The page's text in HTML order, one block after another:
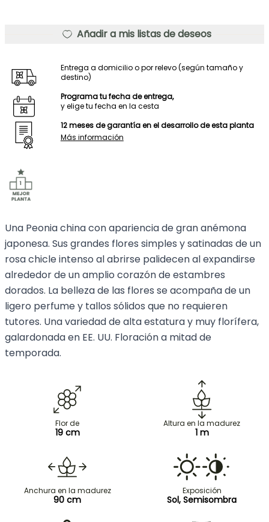
Añadir a mis listas de deseos
Entrega a domicilio o por relevo (según tamaño y
destino)
Programa tu fecha de entrega,
y elige tu fecha en la cesta
12 meses de garantía en el desarrollo de esta planta
Más información
Una Peonia china con apariencia de gran anémona
japonesa. Sus grandes flores simples y satinadas de un
rosa chicle intenso al abrirse palidecen al expandirse
alrededor de un amplio corazón de estambres
dorados. La belleza de las flores se acompaña de un
ligero perfume y tallos sólidos que no requieren
tutores. Una variedad de alta estatura y muy florífera,
galardonada en EE. UU. Floración a mitad de
temporada.
Flor de
19 cm
Altura en la madurez
1 m
Anchura en la madurez
90 cm
Exposición
Sol, Semisombra